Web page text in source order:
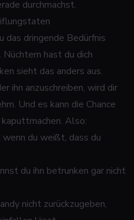
durchmachst.
das dringende Bedürfnis
hast du dich
sieht das anders aus.
ihn anzuschreiben, wird dir
Und es kann die Chance
Also:
wenn du weißt, dass du
du ihn betrunken gar nicht
nicht zurückzugeben,